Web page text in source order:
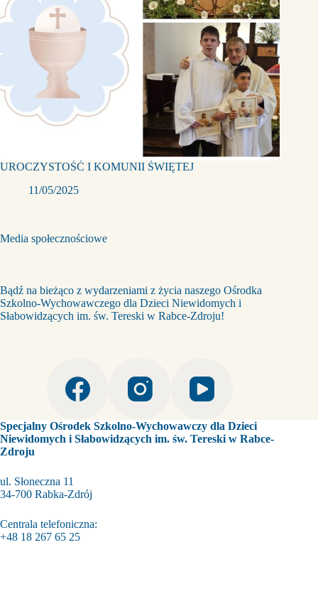
UROCZYSTOŚĆ I KOMUNII ŚWIĘTEJ
11/05/2025
Media społecznościowe
Bądź na bieżąco z wydarzeniami z życia naszego Ośrodka
Szkolno-Wychowawczego dla Dzieci Niewidomych i
Słabowidzących im. św. Tereski w Rabce-Zdroju!
Specjalny Ośrodek Szkolno-Wychowawczy dla Dzieci
Niewidomych i Słabowidzących im. św. Tereski w Rabce-
Zdroju
ul. Słoneczna 11
34-700 Rabka-Zdrój
Centrala telefoniczna:
+48 18 267 65 25